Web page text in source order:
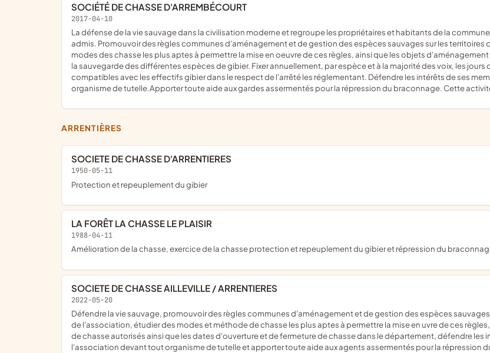
SOCIÉTÉ DE CHASSE D'ARREMBÉCOURT
2017-04-10
la défense de la vie sauvage dans la civilisation moderne et regroupe les propriétaires et habitants de la commune ainsi que les non résidents qui y seraient éventuellement
admis. Promouvoir des règles communes d'aménagement et de gestion des espèces sauvages sur les
modes des chasse les plus aptes à permettre la mise en oeuvre de ces règles, ainsi que les objets
la sauvegarde des différentes espèces de gibier. Fixer annuellement, par espèce et à la majorité des voix, les
compatibles avec les effectifs gibier dans le respect de l'arrêté les réglementant. Défendre les intérêts de ses
organisme de tutelle.Apporter toute aide aux gardes assermentés pour la répression du braconnage. Cette
ARRENTIÈRES
SOCIETE DE CHASSE D'ARRENTIERES
1950-05-11
protection et repeuplement du gibier
LA FORÊT LA CHASSE LE PLAISIR
1988-04-11
amélioration de la chasse, exercice de la chasse protection et repeuplement du gibier et répression du
SOCIETE DE CHASSE AILLEVILLE / ARRENTIERES
2022-05-20
défendre la vie sauvage, promouvoir des règles communes d'aménagement et de gestion des espèces sauvages sur les territoires cynégétiquement contrôlés par les membres
de l'association, étudier des modes et méthode de chasse les plus aptes à permettre la mise en uvre de ces
de chasse autorisés ainsi que les dates d'ouverture et de fermeture de chasse dans le département, défendre
l'association devant tout organisme de tutelle et apporter toute aide aux agents assermentés pour la répression